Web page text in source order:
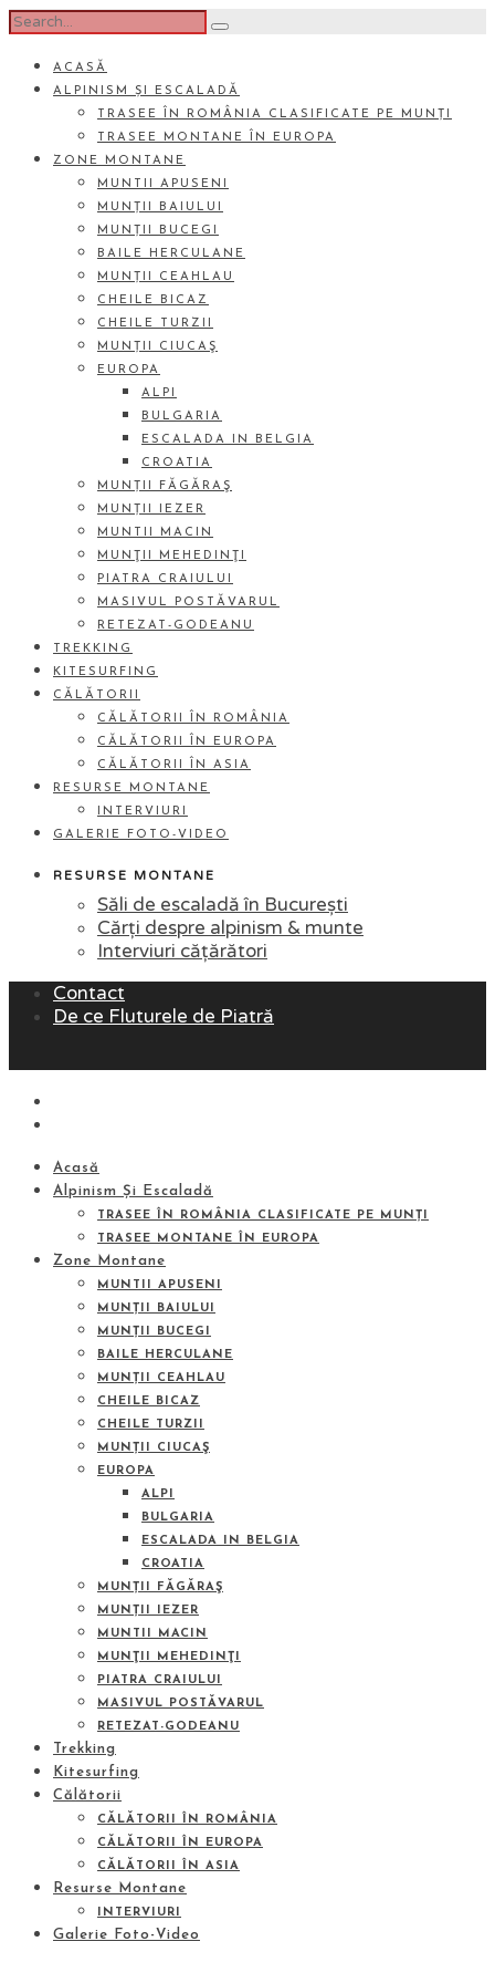
ACASĂ
ALPINISM ȘI ESCALADĂ
TRASEE ÎN ROMÂNIA CLASIFICATE PE MUNȚI
TRASEE MONTANE ÎN EUROPA
ZONE MONTANE
MUNTII APUSENI
MUNȚII BAIULUI
MUNȚII BUCEGI
BAILE HERCULANE
MUNȚII CEAHLAU
CHEILE BICAZ
CHEILE TURZII
MUNȚII CIUCAŞ
EUROPA
ALPI
BULGARIA
ESCALADA IN BELGIA
CROATIA
MUNȚII FĂGĂRAŞ
MUNȚII IEZER
MUNTII MACIN
MUNŢII MEHEDINŢI
PIATRA CRAIULUI
MASIVUL POSTĂVARUL
RETEZAT-GODEANU
TREKKING
KITESURFING
CĂLĂTORII
CĂLĂTORII ÎN ROMÂNIA
CĂLĂTORII ÎN EUROPA
CĂLĂTORII ÎN ASIA
RESURSE MONTANE
INTERVIURI
GALERIE FOTO-VIDEO
RESURSE MONTANE
Săli de escaladă în București
Cărți despre alpinism & munte
Interviuri cățărători
Contact
De ce Fluturele de Piatră
Acasă
Alpinism Și Escaladă
TRASEE ÎN ROMÂNIA CLASIFICATE PE MUNȚI
TRASEE MONTANE ÎN EUROPA
Zone Montane
MUNTII APUSENI
MUNȚII BAIULUI
MUNȚII BUCEGI
BAILE HERCULANE
MUNȚII CEAHLAU
CHEILE BICAZ
CHEILE TURZII
MUNȚII CIUCAŞ
EUROPA
ALPI
BULGARIA
ESCALADA IN BELGIA
CROATIA
MUNȚII FĂGĂRAŞ
MUNȚII IEZER
MUNTII MACIN
MUNŢII MEHEDINŢI
PIATRA CRAIULUI
MASIVUL POSTĂVARUL
RETEZAT-GODEANU
Trekking
Kitesurfing
Călătorii
CĂLĂTORII ÎN ROMÂNIA
CĂLĂTORII ÎN EUROPA
CĂLĂTORII ÎN ASIA
Resurse Montane
INTERVIURI
Galerie Foto-Video